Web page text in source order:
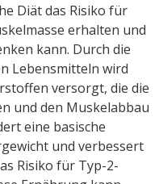
Diät das Risiko für
erhalten und
kann. Durch die
Lebensmitteln wird
versorgt, die die
und den Muskelabbau
eine basische
und verbessert
Risiko für Typ-2-